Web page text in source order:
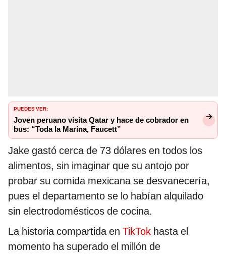
PUEDES VER:
Joven peruano visita Qatar y hace de cobrador en
bus: “Toda la Marina, Faucett”
Jake gastó cerca de 73 dólares en todos los
alimentos, sin imaginar que su antojo por
probar su comida mexicana se desvanecería,
pues el departamento se lo habían alquilado
sin electrodomésticos de cocina.
La historia compartida en TikTok hasta el
momento ha superado el millón de